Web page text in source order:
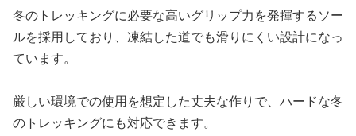
冬のトレッキングに必要な高いグリップ力を発揮するソー
ルを採用しており、凍結した道でも滑りにくい設計になっ
ています。
厳しい環境での使用を想定した丈夫な作りで、ハードな冬
のトレッキングにも対応できます。